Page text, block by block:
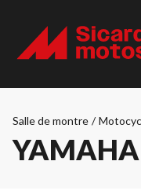
Salle de montre /